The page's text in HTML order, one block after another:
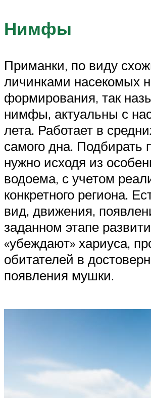
Нимфы
Приманки, по виду
личинками насекомых
формирования, так
нимфы, актуальны с
лета. Работает в
самого дна. Подбирать
нужно исходя из
водоема, с учетом
конкретного региона.
вид, движения,
заданном этапе
«убеждают» хариуса,
обитателей в
появления мушки.